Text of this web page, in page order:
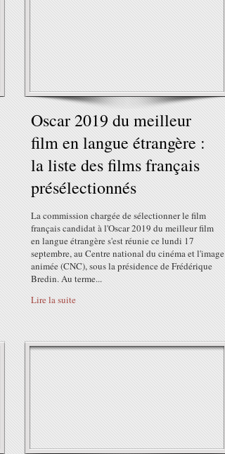
Oscar 2019 du meilleur
film en langue étrangère :
la liste des films français
présélectionnés
La commission chargée de sélectionner le film
français candidat à l'Oscar 2019 du meilleur film
en langue étrangère s'est réunie ce lundi 17
septembre, au Centre national du cinéma et l'image
animée (CNC), sous la présidence de Frédérique
Bredin. Au terme...
Lire la suite